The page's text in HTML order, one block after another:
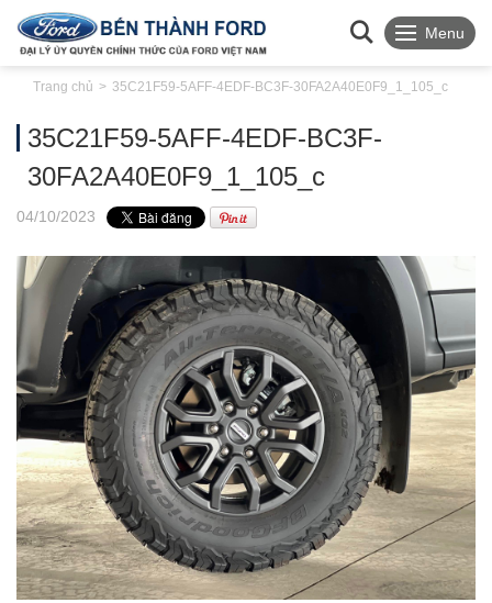
Menu
Trang chủ 35C21F59-5AFF-4EDF-BC3F-30FA2A40E0F9_1_105_c
35C21F59-5AFF-4EDF-BC3F-
30FA2A40E0F9_1_105_c
04/10/2023